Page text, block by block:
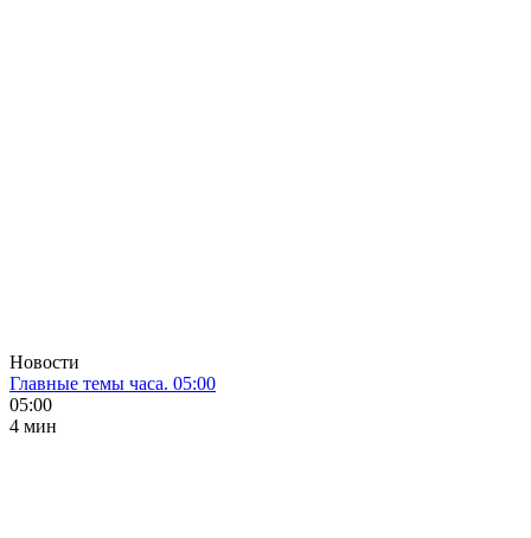
Новости
Главные темы часа. 05:00
05:00
4 мин